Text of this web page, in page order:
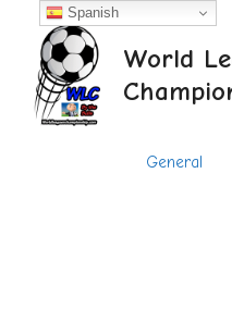
contenido
World
General
Spanish